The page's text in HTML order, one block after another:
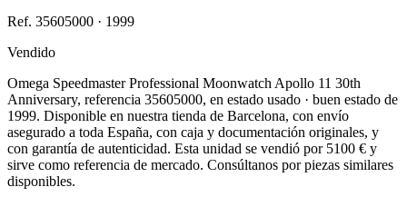
Ref. 35605000 · 1999
Vendido
Omega Speedmaster Professional Moonwatch Apollo 11 30th
Anniversary, referencia 35605000, en estado usado · buen estado de
1999. Disponible en nuestra tienda de Barcelona, con envío
asegurado a toda España, con caja y documentación originales, y
con garantía de autenticidad. Esta unidad se vendió por 5100 € y
sirve como referencia de mercado. Consúltanos por piezas similares
disponibles.